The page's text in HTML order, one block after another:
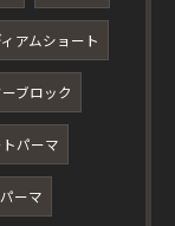
アムショート
ブロック
パーマ
ーマ